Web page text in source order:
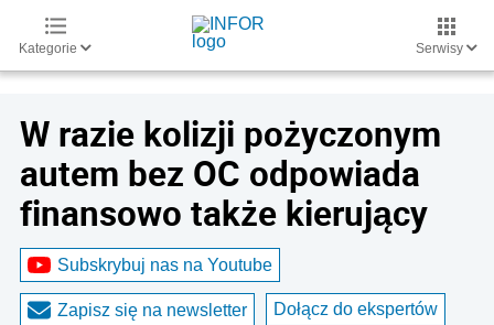
Kategorie Serwisy
W razie kolizji pożyczonym
autem bez OC odpowiada
finansowo także kierujący
Subskrybuj nas na Youtube
Zapisz się na newsletter Dołącz do ekspertów